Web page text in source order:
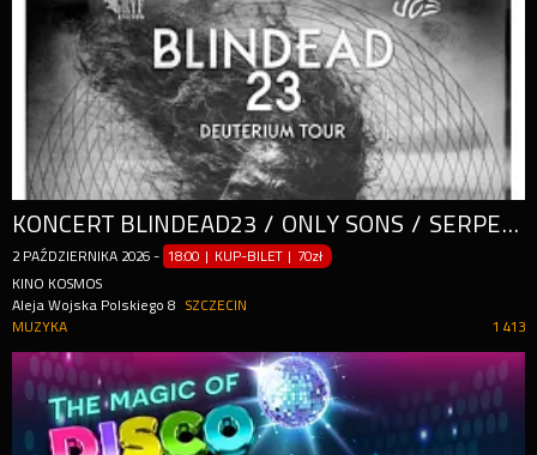
KONCERT BLINDEAD23 / ONLY SONS / SERPENTS
2 PAŹDZIERNIKA 2026 - 18:00 | KUP-BILET | 70zł
KINO KOSMOS
Aleja Wojska Polskiego 8
SZCZECIN
1 413
MUZYKA